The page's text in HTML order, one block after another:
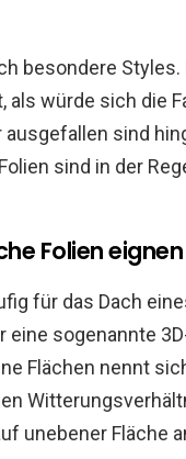
besondere Styles.
würde sich die
sind
sind in der
Folien
für das Dach
sogenannte
Flächen nennt
unebener Fläche